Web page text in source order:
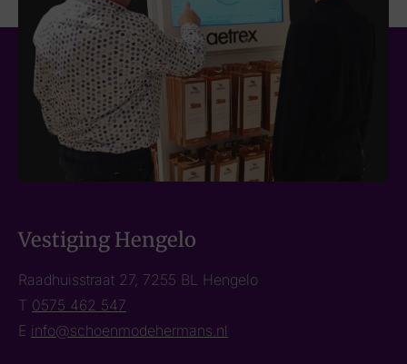
Vestiging Hengelo
Raadhuisstraat 27, 7255 BL Hengelo
T 0575 462 547
E info@schoenmodehermans.nl